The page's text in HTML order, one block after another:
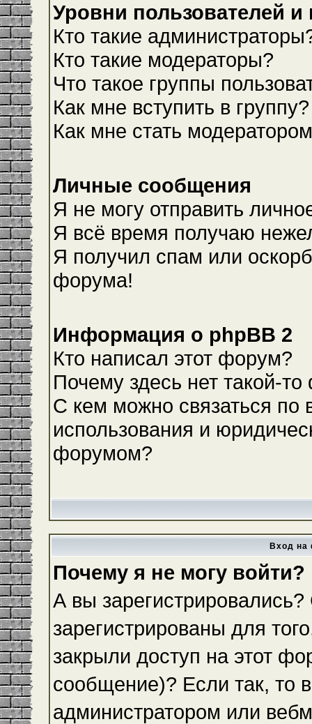
Уровни пользователей и
Кто такие
Кто такие модераторы?
Что такое группы
Как мне вступить в группу?
Как мне стать
Личные сообщения
Я не могу отправить
Я всё время получаю
Я получил спам или
форума!
Информация о phpBB 2
Кто написал этот форум?
Почему здесь нет такой-
С кем можно связаться по
использования и
форумом?
Вход на
Почему я не могу войти?
А вы
зарегистрированы для
закрыли доступ на этот
сообщение)? Если так, то
администратором или